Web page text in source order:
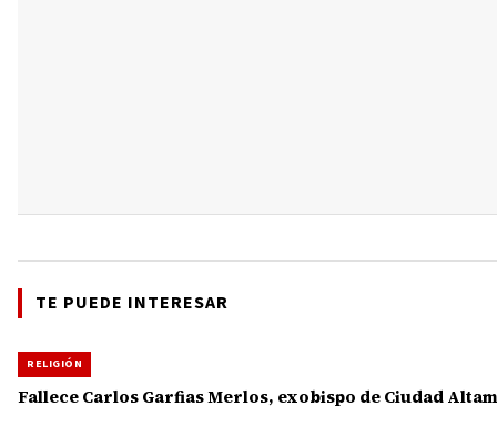
TE PUEDE INTERESAR
RELIGIÓN
Fallece Carlos Garfias Merlos, exobispo de Ciudad